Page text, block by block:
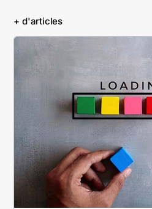
+ d'articles